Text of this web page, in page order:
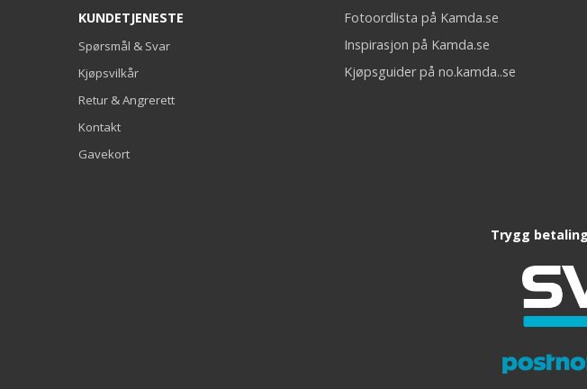
KUNDETJENESTE
Spørsmål & Svar
Kjøpsvilkår
Retur & Angrerett
Kontakt
Gavekort
Fotoordlista på Kamda.se
Inspirasjon på Kamda.se
Kjøpsguider på no.kamda..se
Trygg